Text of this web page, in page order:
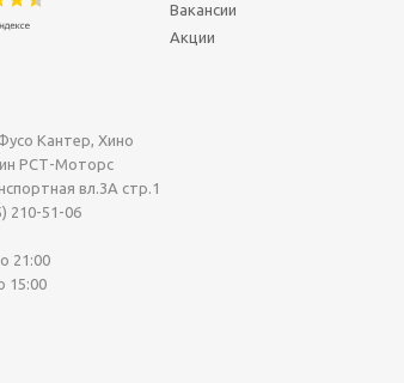
Вакансии
Акции
Кантер, Хино
РСТ-Моторс
вл.3А стр.1
210-51-06
21:00
15:00